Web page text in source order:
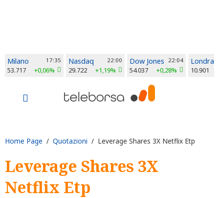
Milano 17:35
53.717 +0,06%
Nasdaq 22:00
29.722 +1,19%
Dow Jones 22:04
54.037 +0,28%
Londra
10.901
Home Page / Quotazioni / Leverage Shares 3X Netflix Etp
Leverage Shares 3X
Netflix Etp